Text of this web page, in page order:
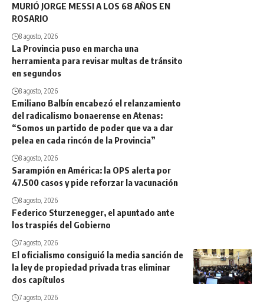
MURIÓ JORGE MESSI A LOS 68 AÑOS EN
ROSARIO
8 agosto, 2026
La Provincia puso en marcha una
herramienta para revisar multas de tránsito
en segundos
8 agosto, 2026
Emiliano Balbín encabezó el relanzamiento
del radicalismo bonaerense en Atenas:
“Somos un partido de poder que va a dar
pelea en cada rincón de la Provincia”
8 agosto, 2026
Sarampión en América: la OPS alerta por
47.500 casos y pide reforzar la vacunación
8 agosto, 2026
Federico Sturzenegger, el apuntado ante
los traspiés del Gobierno
7 agosto, 2026
El oficialismo consiguió la media sanción de
la ley de propiedad privada tras eliminar
dos capítulos
7 agosto, 2026